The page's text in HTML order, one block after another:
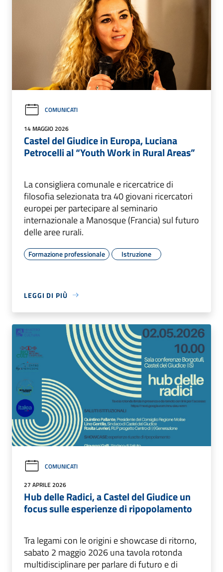
COMUNICATI
14 MAGGIO 2026
Castel del Giudice in Europa, Luciana
Petrocelli al “Youth Work in Rural Areas”
La consigliera comunale e ricercatrice di
filosofia selezionata tra 40 giovani ricercatori
europei per partecipare al seminario
internazionale a Manosque (Francia) sul futuro
delle aree rurali.
Formazione professionale Istruzione
LEGGI DI PIÙ
COMUNICATI
27 APRILE 2026
Hub delle Radici, a Castel del Giudice un
focus sulle esperienze di ripopolamento
Tra legami con le origini e showcase di ritorno,
sabato 2 maggio 2026 una tavola rotonda
multidisciplinare per parlare di futuro e di